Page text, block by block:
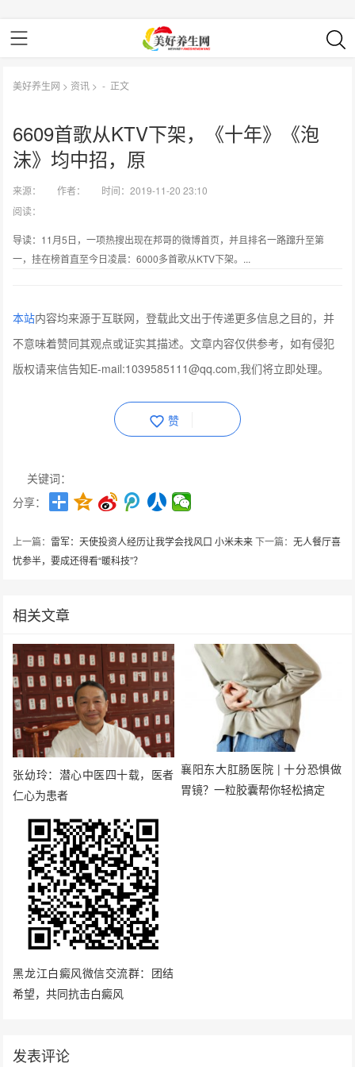
美好养生网 > 资讯 > - 正文
6609首歌从KTV下架，《十年》《泡
沫》均中招，原
来源： 作者：
时间：2019-11-20 23:10
阅读：
导读：11月5日，一项热搜出现在邦哥的微博首页，并且排名一路蹿升至第
一，挂在榜首直至今日凌晨：6000多首歌从KTV下架。...
本站内容均来源于互联网，登载此文出于传递更多信息之目的，并
不意味着赞同其观点或证实其描述。文章内容仅供参考，如有侵犯
版权请来信告知E-mail:1039585111@qq.com,我们将立即处理。
赞
关键词：
分享：
上一篇： 雷军：天使投资人经历让我学会找风口 小米未来下一篇：无人餐厅喜
忧参半，要成还得看“暖科技”？
相关文章
张幼玲：潜心中医四十载，医者
仁心为患者
襄阳东大肛肠医院 | 十分恐惧做
胃镜？一粒胶囊帮你轻松搞定
黑龙江白癜风微信交流群：团结
希望，共同抗击白癜风
发表评论